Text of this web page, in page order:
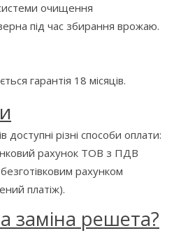
очищення
під час збирання врожаю.
гарантія 18 місяців.
доступні різні способи оплати:
рахунок ТОВ з ПДВ
рахунком
платіж).
заміна решета?